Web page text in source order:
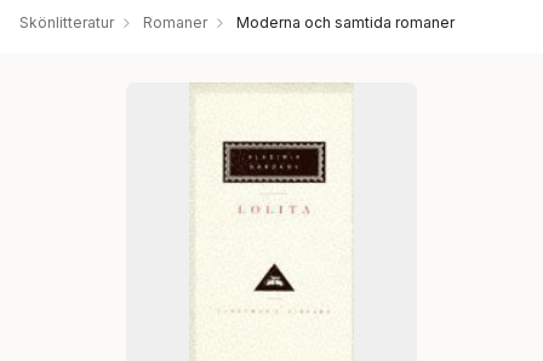
Skönlitteratur Romaner Moderna och samtida romaner